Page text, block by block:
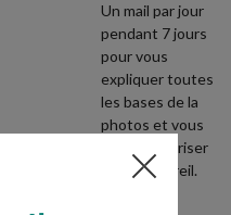
Un mail par jour
pendant 7 jours
pour vous
expliquer toutes
les bases de la
photos et vous
aider à maitriser
votre appareil.